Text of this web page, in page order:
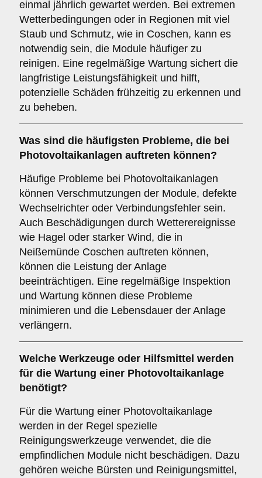
einmal jährlich gewartet werden. Bei extremen
Wetterbedingungen oder in Regionen mit viel
Staub und Schmutz, wie in Coschen, kann es
notwendig sein, die Module häufiger zu
reinigen. Eine regelmäßige Wartung sichert die
langfristige Leistungsfähigkeit und hilft,
potenzielle Schäden frühzeitig zu erkennen und
zu beheben.
Was sind die häufigsten Probleme, die bei
Photovoltaikanlagen auftreten können?
Häufige Probleme bei Photovoltaikanlagen
können Verschmutzungen der Module, defekte
Wechselrichter oder Verbindungsfehler sein.
Auch Beschädigungen durch Wetterereignisse
wie Hagel oder starker Wind, die in
Neißemünde Coschen auftreten können,
können die Leistung der Anlage
beeinträchtigen. Eine regelmäßige Inspektion
und Wartung können diese Probleme
minimieren und die Lebensdauer der Anlage
verlängern.
Welche Werkzeuge oder Hilfsmittel werden
für die Wartung einer Photovoltaikanlage
benötigt?
Für die Wartung einer Photovoltaikanlage
werden in der Regel spezielle
Reinigungswerkzeuge verwendet, die die
empfindlichen Module nicht beschädigen. Dazu
gehören weiche Bürsten und Reinigungsmittel,